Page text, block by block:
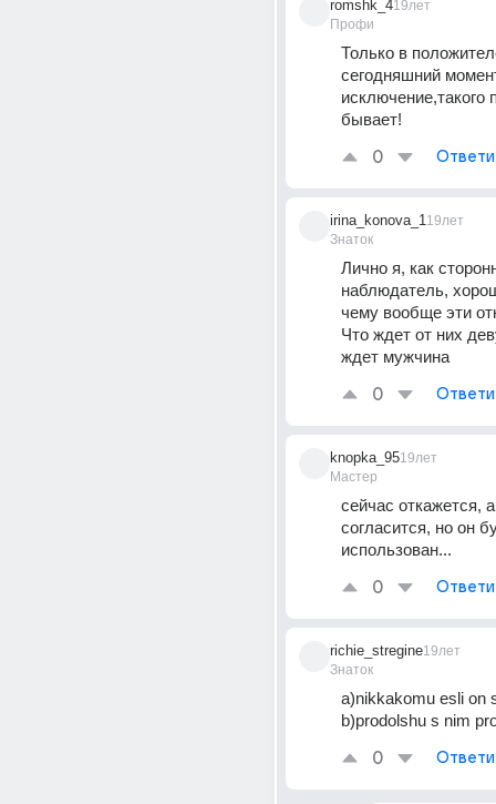
romshk_4
Профи
19лет
Только в
сегодняшний
исключение,такого
бывает!
0
irina_konova_1
Знаток
19лет
Лично я, как
наблюдатель,
чему вообще эти
Что ждет от них
ждет мужчина
0
knopka_95
Мастер
19лет
сейчас откажется,
согласится, но он
использован...
0
richie_stregine
Знаток
19лет
a)nikkakomu esli on
b)prodolshu s nim
0